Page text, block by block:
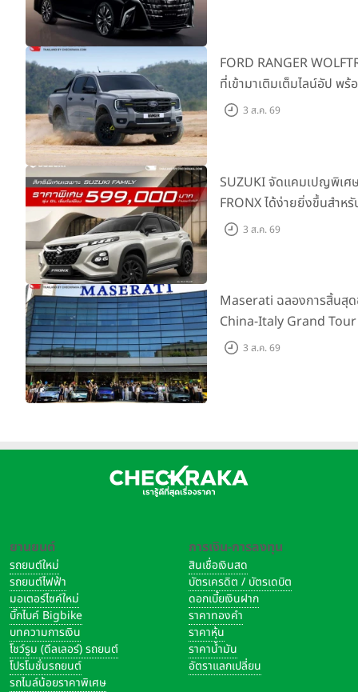
FORD RANGER
ที่เข้ามาเติมเต็มไลน์อัป พ
ผจญภัยด้วยสมรรถนะพร้
3 ส.ค. 69
SUZUKI จัดแคมเปญพิเศษ
FRONX ได้ง่ายยิ่งขึ้นสำห
เริ่มต้น 5.99 แสนบาท จำ
3 ส.ค. 69
Maserati ฉลองการสิ้นสุ
China-Italy Grand
เมืองโมเดนา ประเทศอิตาลี
3 ส.ค. 69
ยานยนต์
รถยนต์ใหม่
รถยนต์ไฟฟ้า
มอเตอร์ไซค์ใหม่
บิ๊กไบค์ Bigbike
บทความการเงิน
โชว์รูม (ดีลเลอร์) รถยนต์
โปรโมชั่นรถยนต์
รถไมล์น้อยราคาพิเศษ
การเงิน-การลงทุน
สินเชื่อเงินสด
บัตรเครดิต / บัตรเดบิต
ดอกเบี้ยเงินฝาก
ราคาทองคำ
ราคาหุ้น
ราคาน้ำมัน
อัตราแลกเปลี่ยน